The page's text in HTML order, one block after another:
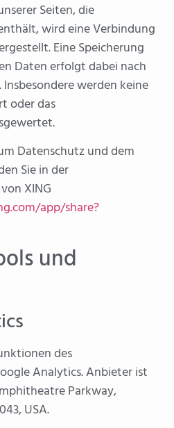
Seiten, die
wird eine Verbindung
Eine Speicherung
Daten erfolgt dabei nach
werden keine
oder das
Datenschutz und dem
Sie in der
XING
app/share?
und
des
Analytics. Anbieter ist
Parkway,
USA.